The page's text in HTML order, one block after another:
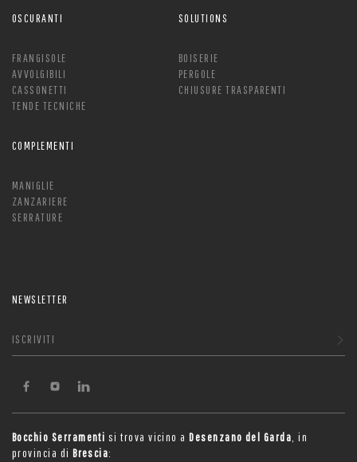
OSCURANTI
FRANGISOLE
AVVOLGIBILI
CASSONETTI
TENDE TECNICHE
SOLUTIONS
BOISERIE
PERGOLE
CHIUSURE TRASPARENTI
COMPLEMENTI
MANIGLIE
ZANZARIERE
SERRATURE
NEWSLETTER
ISCRIVITI
Bocchio Serramenti si trova vicino aDesenzano del Garda , in
provincia diBrescia: